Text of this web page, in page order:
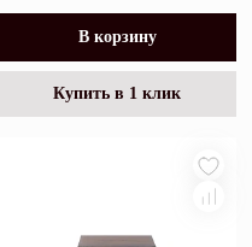
В корзину
Купить в 1 клик